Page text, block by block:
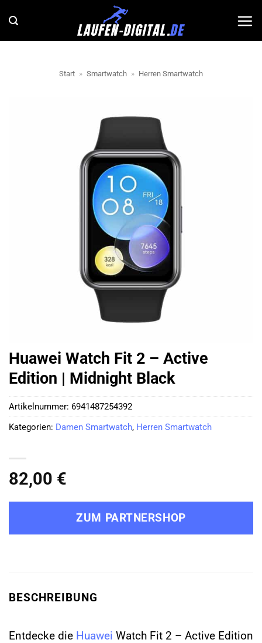
Inhalt
springen
Start » Smartwatch » Herren Smartwatch
Huawei Watch Fit 2 – Active
Edition | Midnight Black
82,00 €
ZUM PARTNERSHOP
Artikelnummer: 6941487254392
Kategorien: Damen Smartwatch, Herren Smartwatch
BESCHREIBUNG
Entdecke die Huawei Watch Fit 2 – Active Edition